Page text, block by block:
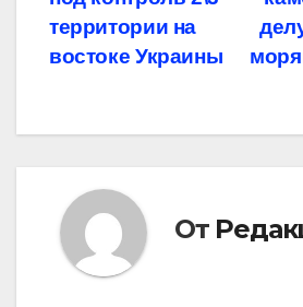
территории на
востоке Украины
От